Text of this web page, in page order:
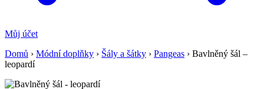
Můj účet
Domů › Módní doplňky › Šály a šátky › Pangeas › Bavlněný šál –
leopardí